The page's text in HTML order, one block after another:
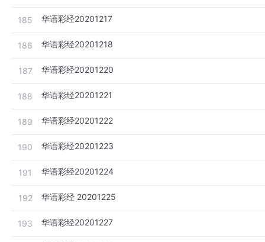
185 华语彩经20201217
186 华语彩经20201218
187 华语彩经20201220
188 华语彩经20201221
189 华语彩经20201222
190 华语彩经20201223
191 华语彩经20201224
192 华语彩经 20201225
193 华语彩经20201227